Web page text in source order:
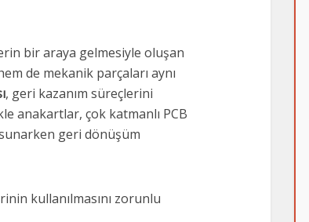
bir araya gelmesiyle oluşan
de mekanik parçaları aynı
, geri kazanım süreçlerini
anakartlar, çok katmanlı PCB
geri dönüşüm
kullanılmasını zorunlu